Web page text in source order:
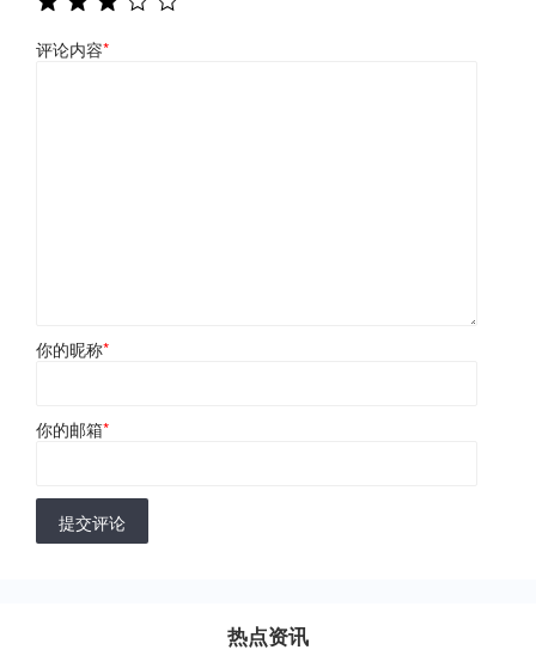
评论内容*
你的昵称*
你的邮箱*
提交评论
热点资讯